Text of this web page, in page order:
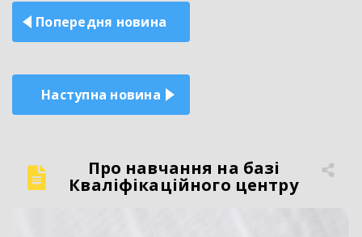
Навігація
записів
Попередня новина
Наступна новина
Про навчання на базі
Кваліфікаційного центру